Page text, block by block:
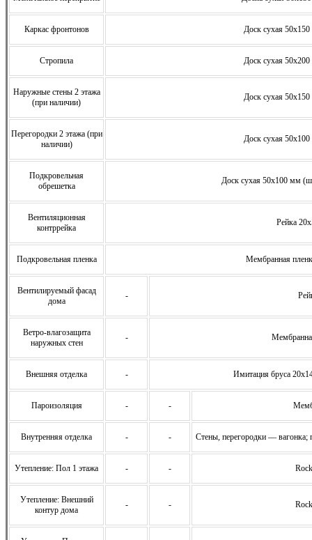
Каркас фронтонов Доск сухая
Стропила Доск сухая
Наружные стены 2 этажа
(при наличии)
Доск сухая
Перегородки 2 этажа (при
наличии)
Доск сухая
Подкровельная
обрешетка
Доск сухая 50х100 мм
Вентиляционная
контррейка
Рейка
Подкровельная пленка Мембранная
Вентилируемый фасад
дома
-
Ветро-влагозащита
наружных стен
-
Внешняя отделка - Имитация бруса
Пароизоляция - -
Внутренняя отделка - - Стены, перегородки — вагонка;
Утепление: Пол 1 этажа - -
Утепление: Внешний
контур дома
- -